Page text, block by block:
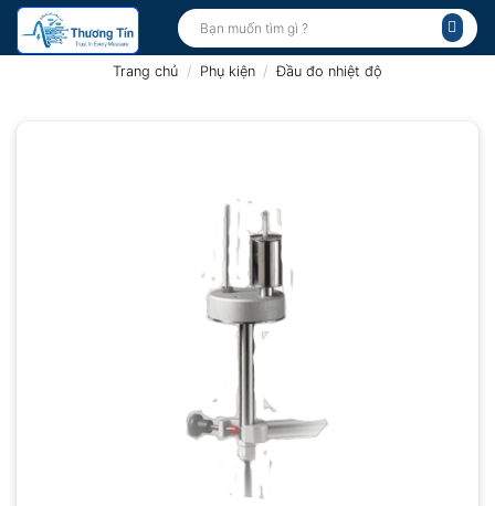
Bỏ
qua
Tìm
kiếm:
Trang chủ / Phụ kiện / Đầu đo nhiệt độ